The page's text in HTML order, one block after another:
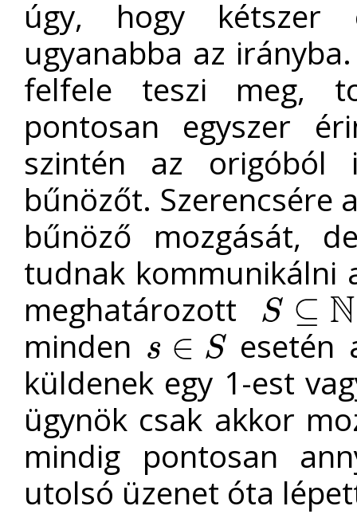
úgy, hogy kétszer
ugyanabba az
felfele teszi meg,
pontosan egyszer
szintén az
bűnözőt. Szerencsére
bűnöző mozgását,
tudnak kommunikálni
meghatározott
S ⊆ N
S⊆
minden s ∈ S
s∈ S
esetén
küldenek egy 1-est
ügynök csak akkor
mindig pontosan
utolsó üzenet óta